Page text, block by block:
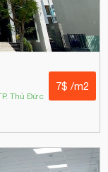
Thủ Đức
7$ /m2